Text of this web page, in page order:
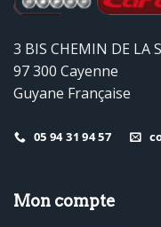
3 BIS CHEMIN DE LA
97 300 Cayenne
Guyane Française
05 94 31 94 57
Mon compte